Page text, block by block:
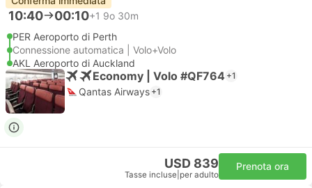
10:40 00:10+1 9o 30m
PER Aeroporto di Perth
Connessione automatica | Volo+Volo
AKL Aeroporto di Auckland
Economy | Volo #QF764 +1
Qantas Airways +1
USD 839
Tasse incluse per adulto
Prenota ora